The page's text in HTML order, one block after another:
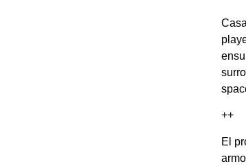
++
El